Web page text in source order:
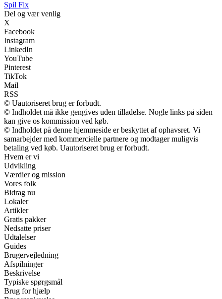
Spil Fix
Del og vær venlig
X
Facebook
Instagram
LinkedIn
YouTube
Pinterest
TikTok
Mail
RSS
© Uautoriseret brug er forbudt.
© Indholdet må ikke gengives uden tilladelse. Nogle links på siden
kan give os kommission ved køb.
© Indholdet på denne hjemmeside er beskyttet af ophavsret. Vi
samarbejder med kommercielle partnere og modtager muligvis
betaling ved køb. Uautoriseret brug er forbudt.
Hvem er vi
Udvikling
Værdier og mission
Vores folk
Bidrag nu
Lokaler
Artikler
Gratis pakker
Nedsatte priser
Udtalelser
Guides
Brugervejledning
Afspilninger
Beskrivelse
Typiske spørgsmål
Brug for hjælp